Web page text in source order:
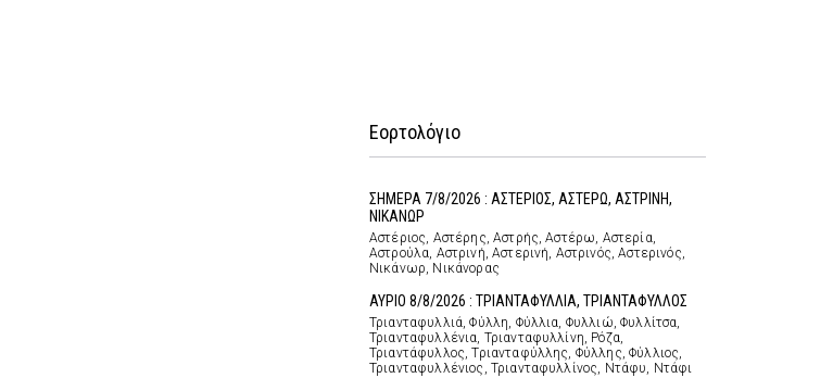
Εορτολόγιο
ΣΗΜΕΡΑ 7/8/2026 : ΑΣΤΕΡΙΟΣ, ΑΣΤΕΡΩ, ΑΣΤΡΙΝΗ,
ΝΙΚΑΝΩΡ
Αστέριος, Αστέρης, Αστρής, Αστέρω, Αστερία,
Αστρούλα, Αστρινή, Αστερινή, Αστρινός, Αστερινός,
Νικάνωρ, Νικάνορας
ΑΥΡΙΟ 8/8/2026 : ΤΡΙΑΝΤΑΦΥΛΛΙΑ, ΤΡΙΑΝΤΑΦΥΛΛΟΣ
Τριανταφυλλιά, Φύλλη, Φύλλια, Φυλλιώ, Φυλλίτσα,
Τριανταφυλλένια, Τριανταφυλλίνη, Ρόζα,
Τριαντάφυλλος, Τριανταφύλλης, Φύλλης, Φύλλιος,
Τριανταφυλλένιος, Τριανταφυλλίνος, Ντάφυ, Ντάφι